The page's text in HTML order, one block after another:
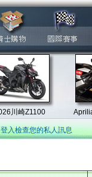
登入檢查您的私人訊息